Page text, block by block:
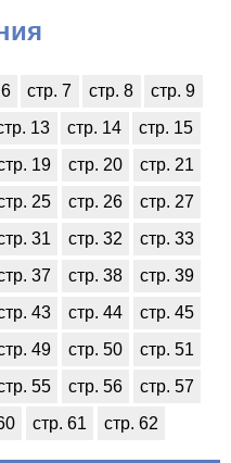
стр. 7 стр. 8
стр. 9
13 стр. 14
стр. 15
19 стр. 20
стр. 21
25 стр. 26
стр. 27
31 стр. 32
стр. 33
37 стр. 38
стр. 39
43 стр. 44
стр. 45
49 стр. 50
стр. 51
55 стр. 56
стр. 57
стр. 61 стр. 62